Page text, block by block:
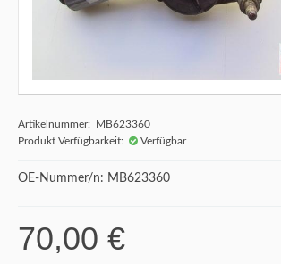
Artikelnummer: MB623360
Produkt Verfügbarkeit:
Verfügbar
OE-Nummer/n: MB623360
70,00 €